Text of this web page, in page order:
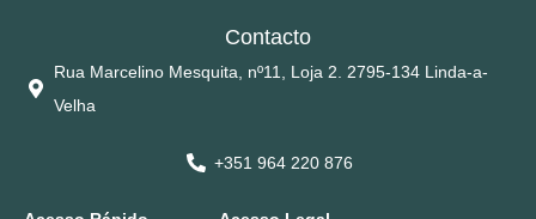
Contacto
Rua Marcelino Mesquita, nº11, Loja 2. 2795-134 Linda-a-
Velha
+351 964 220 876